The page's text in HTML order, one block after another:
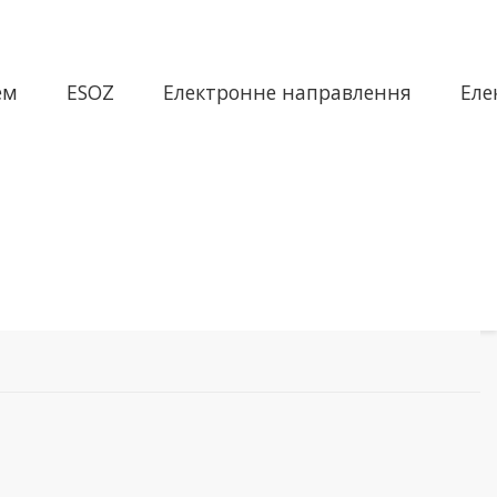
ESOZ Електронне направлення